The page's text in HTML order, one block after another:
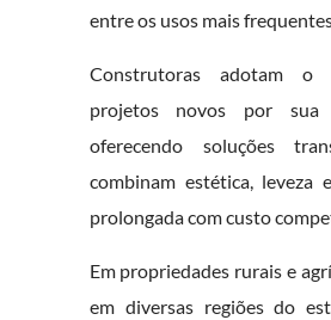
entre os usos mais
Construtoras adotam o
projetos novos por sua
oferecendo soluções
combinam estética, leveza
prolongada com custo
Em propriedades rurais e
em diversas regiões do